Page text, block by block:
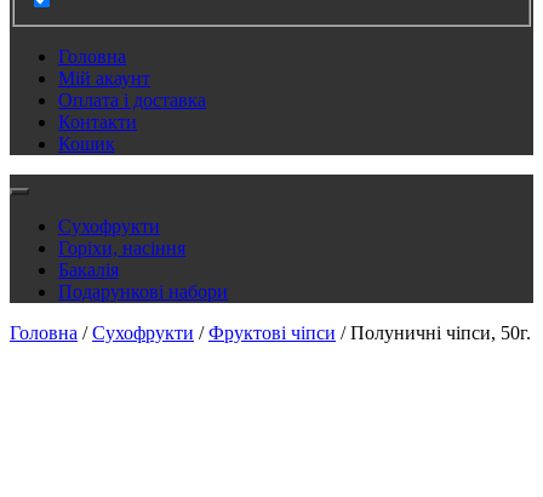
Головна
Мій акаунт
Оплата і доставка
Контакти
Кошик
Сухофрукти
Горіхи, насіння
Бакалія
Подарункові набори
Головна /Сухофрукти /Фруктові чіпси / Полуничні чіпси, 50г.